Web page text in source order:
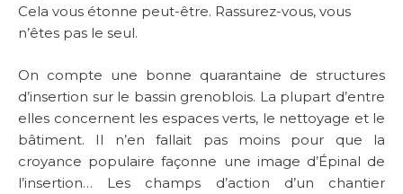
Cela vous étonne peut-être. Rassurez-vous, vous
n’êtes pas le seul.
On compte une bonne quarantaine de structures
d’insertion sur le bassin grenoblois. La plupart d’entre
elles concernent les espaces verts, le nettoyage et le
bâtiment. Il n’en fallait pas moins pour que la
croyance populaire façonne une image d’Épinal de
l’insertion… Les champs d’action d’un chantier